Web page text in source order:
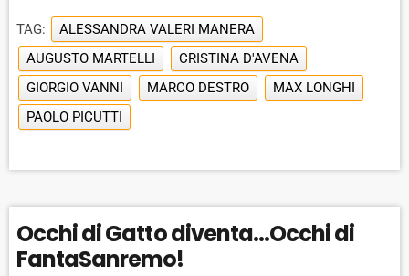
TAG:
ALESSANDRA VALERI MANERA
AUGUSTO MARTELLI
CRISTINA D'AVENA
GIORGIO VANNI
MARCO DESTRO
MAX LONGHI
PAOLO PICUTTI
Occhi di Gatto diventa…Occhi di
FantaSanremo!